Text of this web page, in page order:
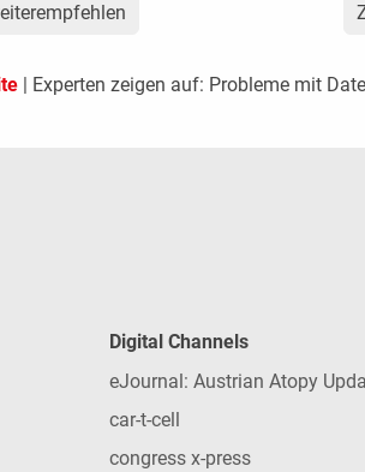
| Experten zeigen auf: Probleme mit
Digital Channels
eJournal: Austrian Atopy
car-t-cell
congress x-press